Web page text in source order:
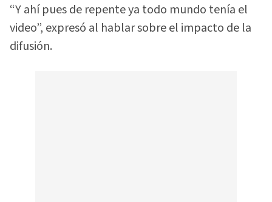
“Y ahí pues de repente ya todo mundo tenía el
video”, expresó al hablar sobre el impacto de la
difusión.